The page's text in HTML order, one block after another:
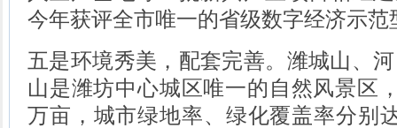
今年获评全市唯一的省级数字经济示范
五是环境秀美，配套完善。潍城山、
山是潍坊中心城区唯一的自然风景区
万亩，城市绿地率、绿化覆盖率分别